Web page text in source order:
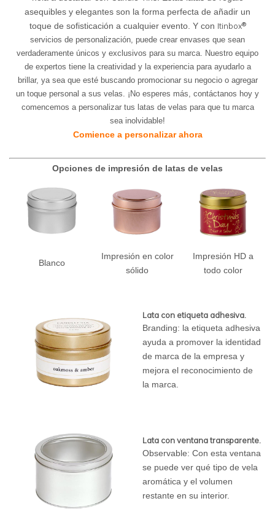
asequibles y elegantes son la forma perfecta de añadir un
toque de sofisticación a cualquier evento. Y con Itinbox®
servicios de personalización, puede crear envases que sean
verdaderamente únicos y exclusivos para su marca. Nuestro equipo
de expertos tiene la creatividad y la experiencia para ayudarlo a
brillar, ya sea que esté buscando promocionar su negocio o agregar
un toque personal a sus velas. ¡No esperes más, contáctanos hoy y
comencemos a personalizar tus latas de velas para que tu marca
sea inolvidable!
Comience a personalizar ahora
Opciones de impresión de latas de velas
Blanco
Impresión en color
sólido
Impresión HD a
todo color
Lata con etiqueta adhesiva.
Branding: la etiqueta adhesiva
ayuda a promover la identidad
de marca de la empresa y
mejora el reconocimiento de
la marca.
Lata con ventana transparente.
Observable: Con esta ventana
se puede ver qué tipo de vela
aromática y el volumen
restante en su interior.